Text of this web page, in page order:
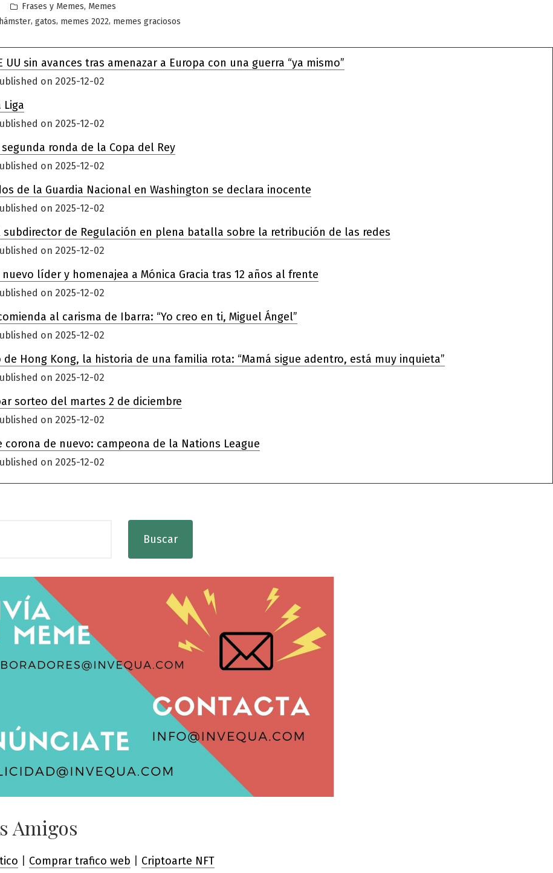
Publicado
en
Frases y Memes, Memes
, gatos, memes 2022, memes graciosos
sin avances tras amenazar a Europa con una guerra “ya mismo”
on 2025-12-02
Liga
on 2025-12-02
ronda de la Copa del Rey
on 2025-12-02
de la Guardia Nacional en Washington se declara inocente
on 2025-12-02
subdirector de Regulación en plena batalla sobre la retribución de las redes
on 2025-12-02
líder y homenajea a Mónica Gracia tras 12 años al frente
on 2025-12-02
al carisma de Ibarra: “Yo creo en ti, Miguel Ángel”
on 2025-12-02
Hong Kong, la historia de una familia rota: “Mamá sigue adentro, está muy inquieta”
on 2025-12-02
sorteo del martes 2 de diciembre
on 2025-12-02
corona de nuevo: campeona de la Nations League
on 2025-12-02
Buscar
Amigos
Comprar trafico web Criptoarte NFT